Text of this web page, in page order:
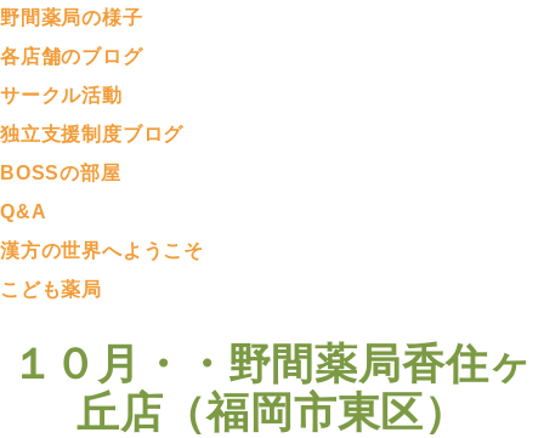
野間薬局の様子
各店舗のブログ
サークル活動
独立支援制度ブログ
BOSSの部屋
Q&A
漢方の世界へようこそ
こども薬局
１０月・・野間薬局香住ヶ
丘店（福岡市東区）